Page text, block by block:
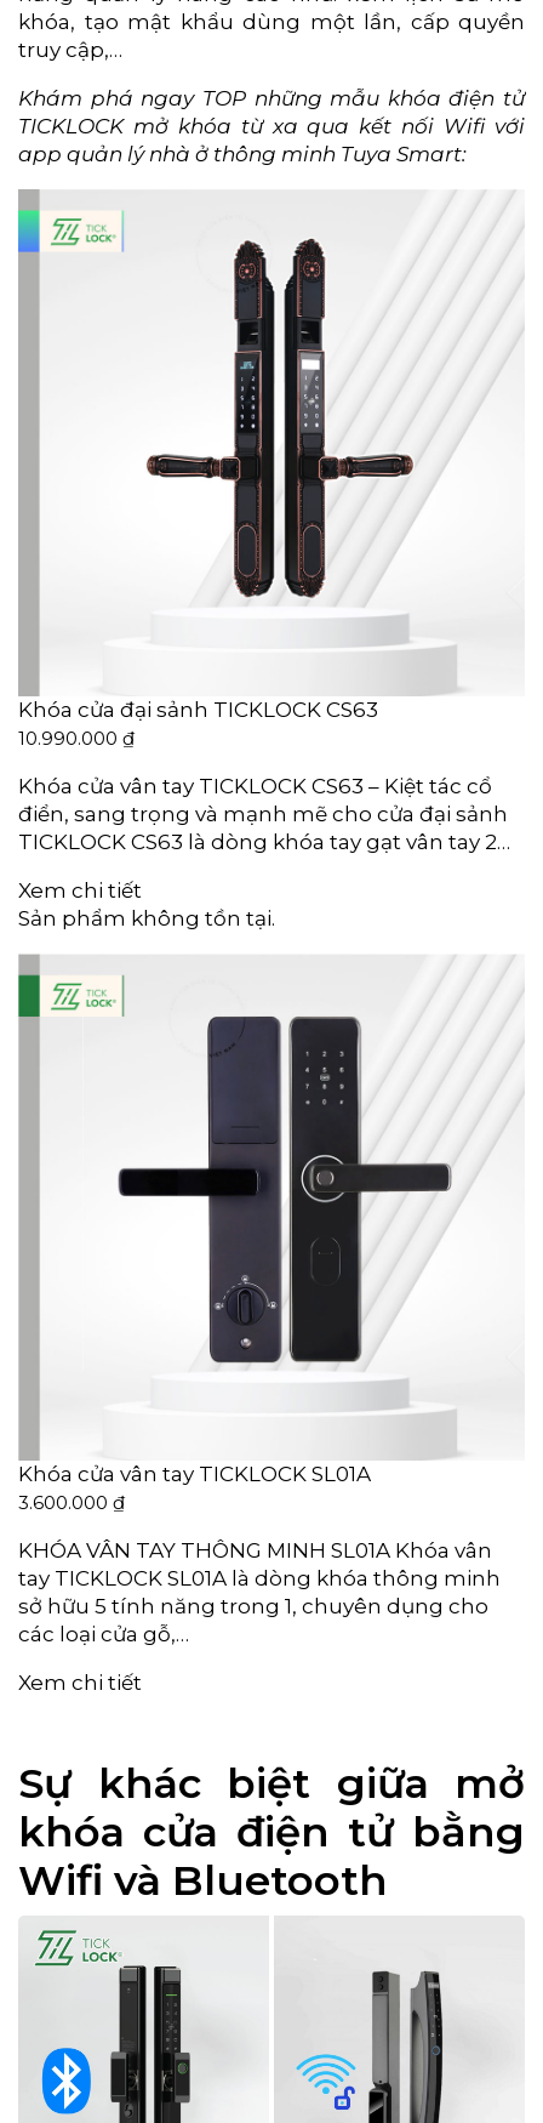
khóa, tạo mật khẩu dùng một lần, cấp quyền
truy cập,…
Khám phá ngay TOP những mẫu khóa điện tử
TICKLOCK mở khóa từ xa qua kết nối Wifi với
app quản lý nhà ở thông minh Tuya Smart:
Khóa cửa đại sảnh TICKLOCK CS63
10.990.000 ₫
Khóa cửa vân tay TICKLOCK CS63 – Kiệt tác cổ
điển, sang trọng và mạnh mẽ cho cửa đại sảnh
TICKLOCK CS63 là dòng khóa tay gạt vân tay 2…
Xem chi tiết
Sản phẩm không tồn tại.
Khóa cửa vân tay TICKLOCK SL01A
3.600.000 ₫
KHÓA VÂN TAY THÔNG MINH SL01A Khóa vân
tay TICKLOCK SL01A là dòng khóa thông minh
sở hữu 5 tính năng trong 1, chuyên dụng cho
các loại cửa gỗ,…
Xem chi tiết
Sự khác biệt giữa mở
khóa cửa điện tử bằng
Wifi và Bluetooth